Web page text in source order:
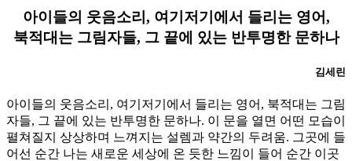
아이들의 웃음소리, 여기저기에서 들리는 영어,
북적대는 그림자들, 그 끝에 있는 반투명한 문하나
김세린
아이들의 웃음소리, 여기저기에서 들리는 영어, 북적대는 그림
자들, 그 끝에 있는 반투명한 문하나. 이 문을 열면 어떤 모습이
펼쳐질지 상상하며 느껴지는 설렘과 약간의 두려움. 그곳에 들
어선 순간 나는 새로운 세상에 온 듯한 느낌이 들어 순간 이곳